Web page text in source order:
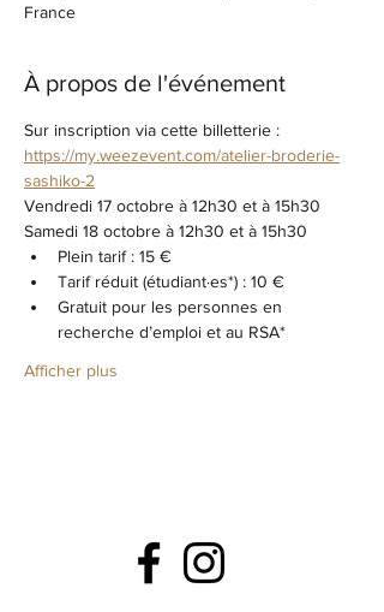
France
À propos de l'événement
Sur inscription via cette billetterie :
https://my.weezevent.com/atelier-broderie-
sashiko-2
Vendredi 17 octobre à 12h30 et à 15h30
Samedi 18 octobre à 12h30 et à 15h30
Plein tarif : 15 €
Tarif réduit (étudiant·es*) : 10 €
Gratuit pour les personnes en
recherche d’emploi et au RSA*
Afficher plus